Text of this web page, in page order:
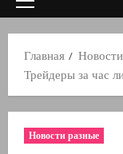
Основное
Главная
Трейдеры за час
Новости разные